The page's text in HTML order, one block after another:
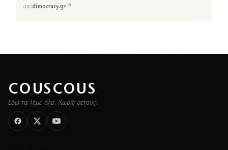
απόdimocracy.gr↗
COUSCOUS
Εδώ τα λέμε όλα. Χωρίς ρετούς.